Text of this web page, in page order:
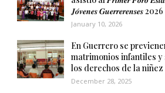
𝑱𝒐́𝒗𝒆𝒏𝒆𝒔 𝑮𝒖𝒆𝒓𝒓𝒆𝒓𝒆𝒏𝒔𝒆𝒔 2026
January 10, 2026
En Guerrero se
matrimonios infantiles
los derechos de la niñez
December 28, 2025